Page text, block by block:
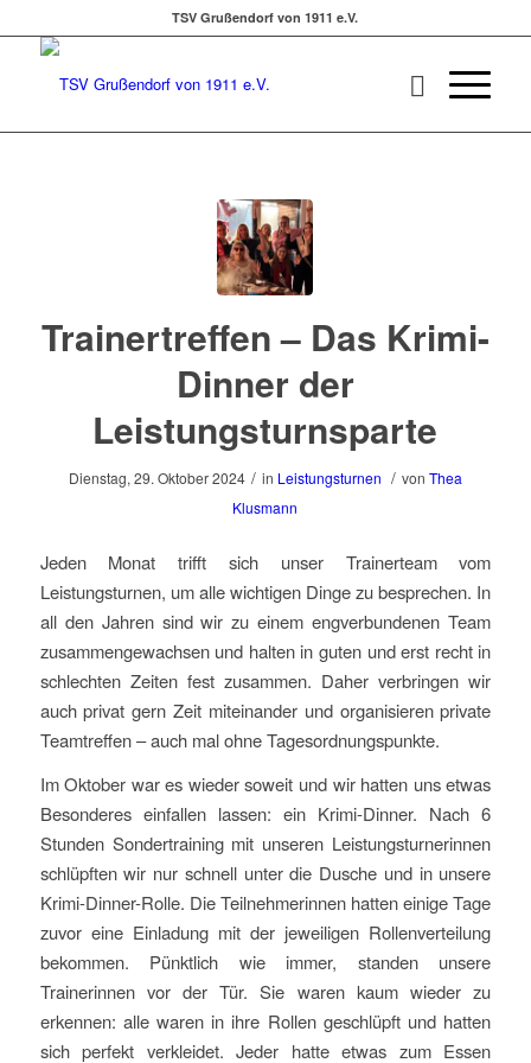
TSV Grußendorf von 1911 e.V.
Trainertreffen – Das Krimi-
Dinner der
Leistungsturnsparte
Dienstag, 29. Oktober 2024 / in Leistungsturnen / von Thea
Klusmann
Jeden Monat trifft sich unser Trainerteam vom
Leistungsturnen, um alle wichtigen Dinge zu besprechen. In
all den Jahren sind wir zu einem engverbundenen Team
zusammengewachsen und halten in guten und erst recht in
schlechten Zeiten fest zusammen. Daher verbringen wir
auch privat gern Zeit miteinander und organisieren private
Teamtreffen – auch mal ohne Tagesordnungspunkte.
Im Oktober war es wieder soweit und wir hatten uns etwas
Besonderes einfallen lassen: ein Krimi-Dinner. Nach 6
Stunden Sondertraining mit unseren Leistungsturnerinnen
schlüpften wir nur schnell unter die Dusche und in unsere
Krimi-Dinner-Rolle. Die Teilnehmerinnen hatten einige Tage
zuvor eine Einladung mit der jeweiligen Rollenverteilung
bekommen. Pünktlich wie immer, standen unsere
Trainerinnen vor der Tür. Sie waren kaum wieder zu
erkennen: alle waren in ihre Rollen geschlüpft und hatten
sich perfekt verkleidet. Jeder hatte etwas zum Essen